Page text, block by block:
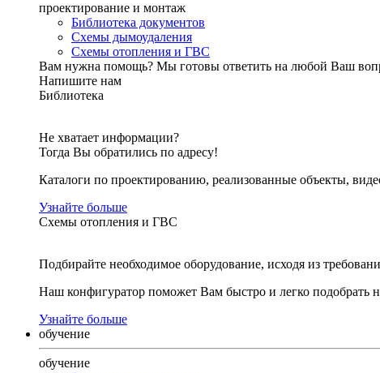
проектирование и монтаж
Библиотека документов
Схемы дымоудаления
Схемы отопления и ГВС
Вам нужна помощь? Мы готовы ответить на любой Ваш
Напишите нам
Библиотека
Не хватает информации?
Тогда Вы обратились по адресу!
Каталоги по проектированию, реализованные объекты,
Узнайте больше
Схемы отопления и ГВС
Подбирайте необходимое оборудование, исходя из
Наш конфигуратор поможет Вам быстро и легко подобрать
Узнайте больше
обучение
обучение